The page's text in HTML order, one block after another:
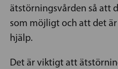
ätstörningsvården så att
som möjligt och att det
hjälp.
Det är viktigt att